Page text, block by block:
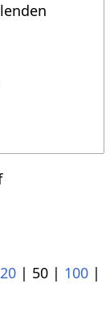
20 | 50 | 100 |